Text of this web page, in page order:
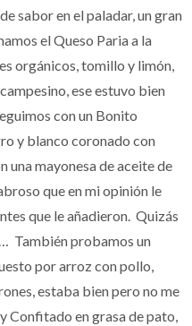
sabor en el paladar, un gran
el Queso Paria a la
orgánicos, tomillo y limón,
ese estuvo bien
con un Bonito
y blanco coronado con
una mayonesa de aceite de
que en mi opinión le
que le añadieron. Quizás
También probamos un
por arroz con pollo,
estaba bien pero no me
Confitado en grasa de pato,